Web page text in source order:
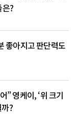
식들은?
좋아지고 판단력도
” 영케이, ‘위 크기
?